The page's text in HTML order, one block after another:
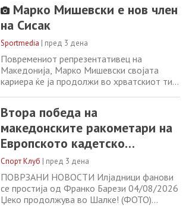
место. Со овој успех, нашите кадети не
само што го обезбедија опстанокот во
елитната дивизија на европскиот ракомет,
туку и изборија пласман и на следното
Марко Мишевски е нов член
на Сисак
Sportmedia | пред 3 дена
Повремениот репрезентативец на
Македонија, Марко Мишевски својата
кариера ќе ја продолжи во хрватскиот тим
Макаби Ришон каде замина како член на
Пролет. Мишевски е претставен како
големо засилување во редовите на Сисак,
и во нападот и во одбраната, а неговото
меѓународно искуство
Втора победа на
македонските ракометари на
Европското кадетско
првенство
Спорт Клуб | пред 3 дена
ПОВРЗАНИ НОВОСТИ Илјадници фанови
се простија од Франко Барези 04/08/2026
Џеко продолжува во Шалке! (ФОТО)